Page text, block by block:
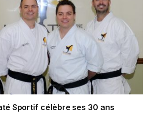
Sportif célèbre ses 30 ans